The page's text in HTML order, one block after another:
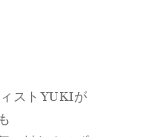
ストYUKIが